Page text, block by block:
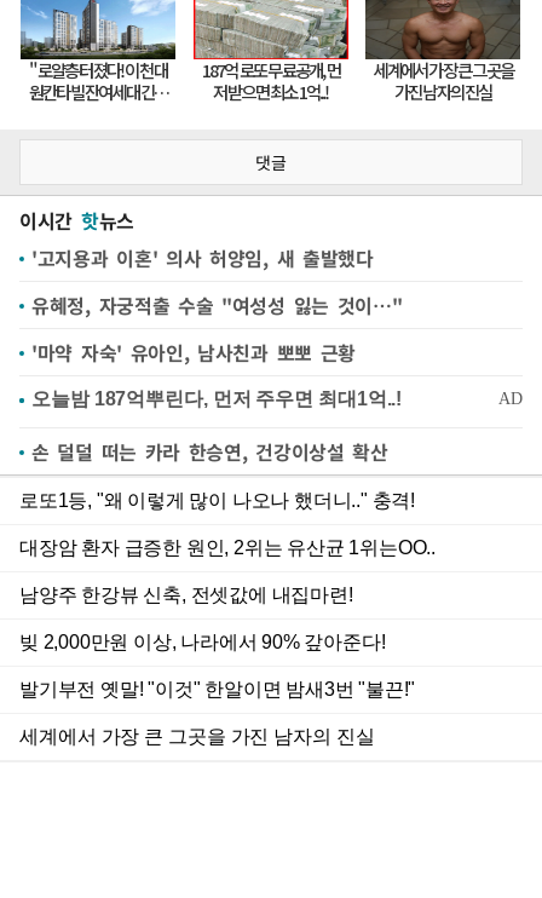
댓글
이시간 핫뉴스
'고지용과 이혼' 의사 허양임, 새 출발했다
유혜정, 자궁적출 수술 "여성성 잃는 것이…"
'마약 자숙' 유아인, 남사친과 뽀뽀 근황
손 덜덜 떠는 카라 한승연, 건강이상설 확산